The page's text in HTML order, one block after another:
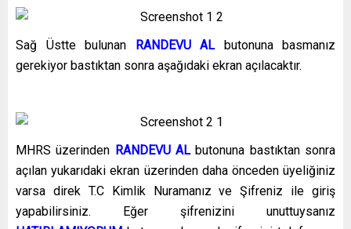
Sağ Üstte bulunan RANDEVU ALbutonuna basmanız
gerekiyor bastıktan sonra aşağıdaki ekran açılacaktır.
MHRS üzerinden RANDEVU ALbutonuna bastıktan sonra
açılan yukarıdaki ekran üzerinden daha önceden üyeliğiniz
varsa direk T.C Kimlik Nuramanız ve Şifreniz ile giriş
yapabilirsiniz. Eğer şifrenizini unuttuysanız